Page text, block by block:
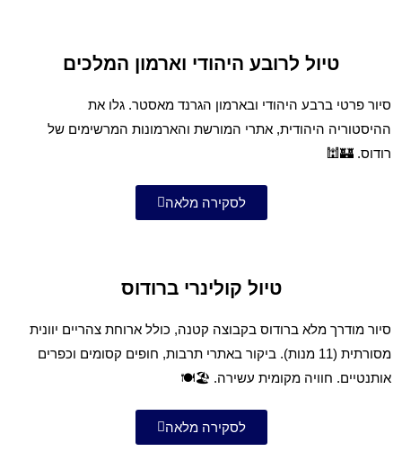
טיול לרובע היהודי וארמון המלכים
סיור פרטי ברבע היהודי ובארמון הגרנד מאסטר. גלו את
ההיסטוריה היהודית, אתרי המורשת והארמונות המרשימים של
רודוס. 🏰🕍
לסקירה מלאה
טיול קולינרי ברודוס
סיור מודרך מלא ברודוס בקבוצה קטנה, כולל ארוחת צהריים יוונית
מסורתית (11 מנות). ביקור באתרי תרבות, חופים קסומים וכפרים
אותנטיים. חוויה מקומית עשירה. 🏖️🍽️
לסקירה מלאה